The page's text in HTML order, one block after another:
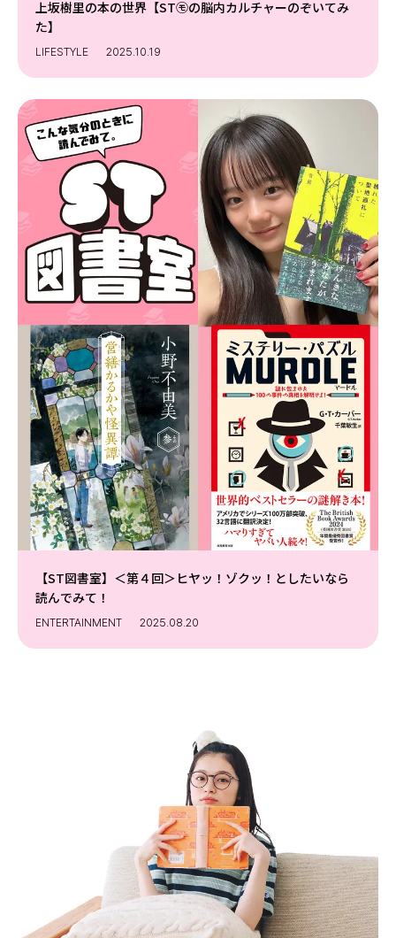
上坂樹里の本の世界【ST㋲の脳内カルチャーのぞいてみ
た】
LIFESTYLE 2025.10.19
【ST図書室】＜第４回＞ヒヤッ！ゾクッ！としたいなら
読んでみて！
ENTERTAINMENT 2025.08.20